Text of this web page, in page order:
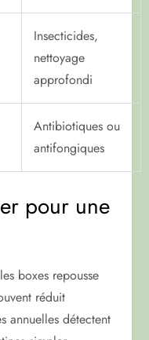
Insecticides,
nettoyage
approfondi
Antibiotiques ou
antifongiques
pour une
boxes repousse
réduit
annuelles détectent